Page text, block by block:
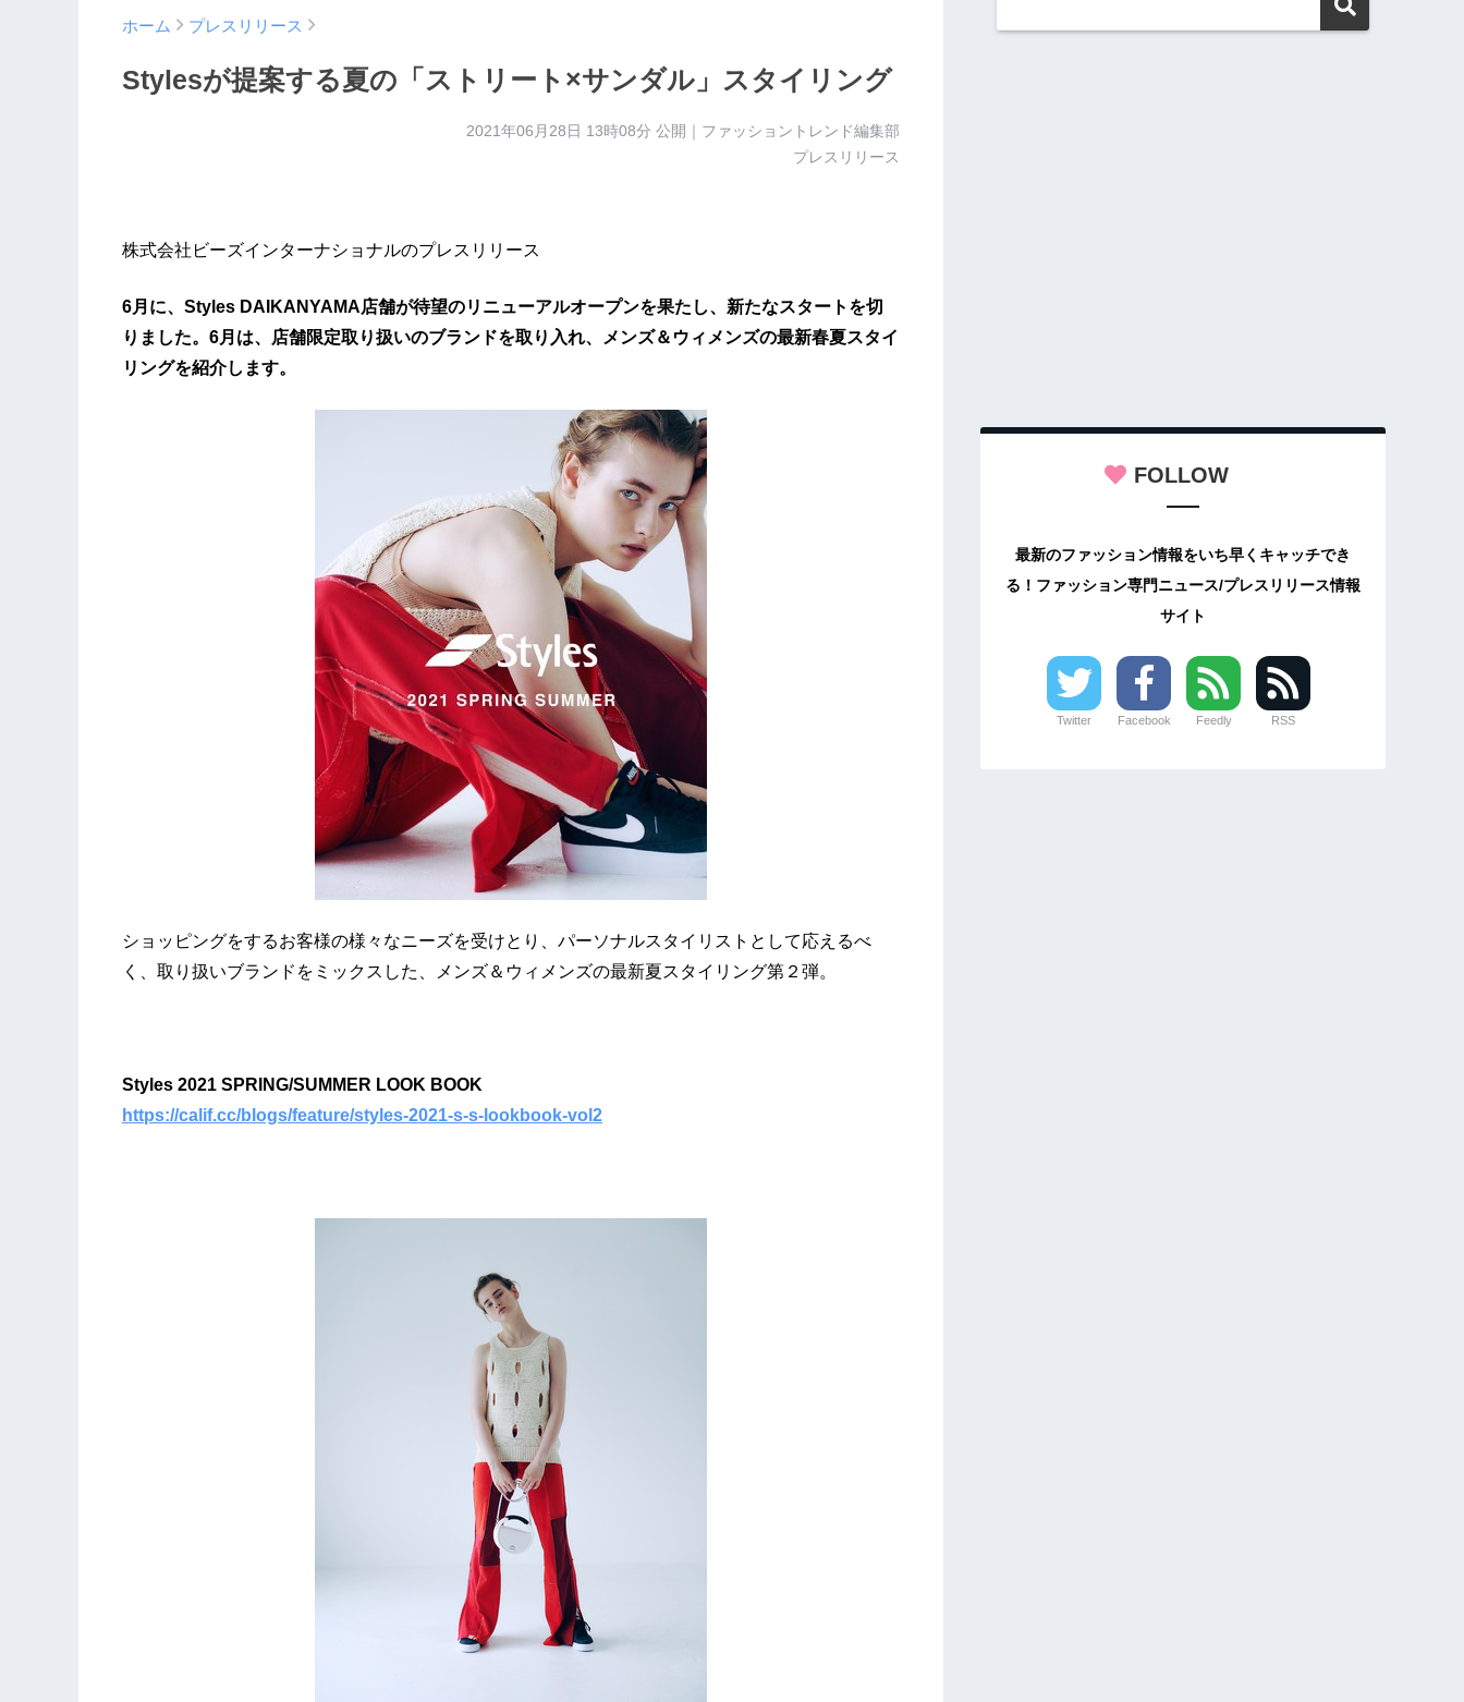
ホーム プレスリリース
Stylesが提案する夏の「ストリート×サンダル」スタイリング
2021年06月28日 13時08分 公開｜ファッショントレンド編集部
プレスリリース
株式会社ビーズインターナショナルのプレスリリース
6月に、Styles DAIKANYAMA店舗が待望のリニューアルオープンを果たし、新たなスタートを切
りました。6月は、店舗限定取り扱いのブランドを取り入れ、メンズ＆ウィメンズの最新春夏スタイ
リングを紹介します。
ショッピングをするお客様の様々なニーズを受けとり、パーソナルスタイリストとして応えるべ
く、取り扱いブランドをミックスした、メンズ＆ウィメンズの最新夏スタイリング第２弾。
Styles 2021 SPRING/SUMMER LOOK BOOK
https://calif.cc/blogs/feature/styles-2021-s-s-lookbook-vol2
FOLLOW
最新のファッション情報をいち早くキャッチでき
る！ファッション専門ニュース/プレスリリース情報
サイト
Twitter Facebook Feedly RSS